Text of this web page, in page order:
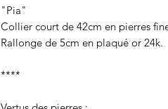
"Pia"
Collier court de 42cm en pierres
Rallonge de 5cm en plaqué or 24k.
****